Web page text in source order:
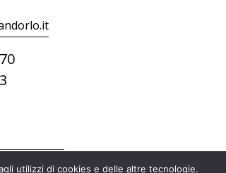
utilizzi di cookies e delle altre tecnologie.